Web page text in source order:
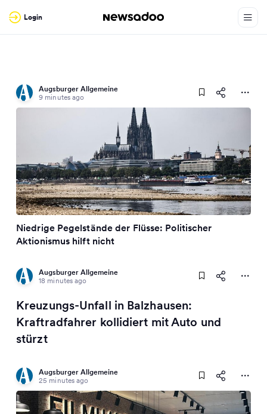
Login
Augsburger Allgemeine
9 minutes ago
Niedrige Pegelstände der Flüsse: Politischer
Aktionismus hilft nicht
Augsburger Allgemeine
18 minutes ago
Kreuzungs-Unfall in Balzhausen:
Kraftradfahrer kollidiert mit Auto und
stürzt
Augsburger Allgemeine
25 minutes ago